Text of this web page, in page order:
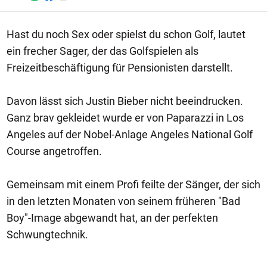
Hast du noch Sex oder spielst du schon Golf, lautet
ein frecher Sager, der das Golfspielen als
Freizeitbeschäftigung für Pensionisten darstellt.
Davon lässt sich Justin Bieber nicht beeindrucken.
Ganz brav gekleidet wurde er von Paparazzi in Los
Angeles auf der Nobel-Anlage Angeles National Golf
Course angetroffen.
Gemeinsam mit einem Profi feilte der Sänger, der sich
in den letzten Monaten von seinem früheren "Bad
Boy"-Image abgewandt hat, an der perfekten
Schwungtechnik.